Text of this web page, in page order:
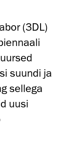
(3DL)
suundi ja
sellega
uusi